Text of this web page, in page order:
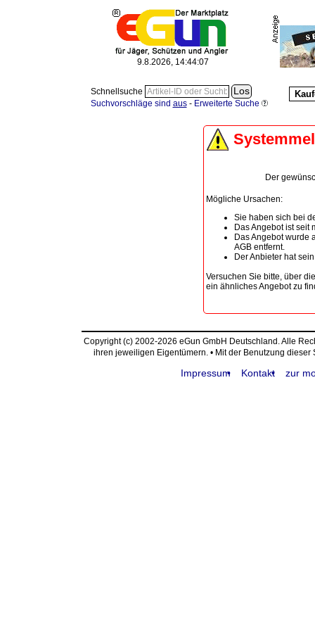
9.8.2026, 14:44:07
Schnellsuche
Suchvorschläge sind aus- Erweiterte Suche
Der
Mögliche Ursachen:
Sie haben sich bei
Das Angebot ist seit
Das Angebot wurde
AGB entfernt.
Der Anbieter hat
Versuchen Sie bitte, über
ein ähnliches Angebot zu
Copyright (c) 2002-2026 eGun GmbH Deutschland. Alle
ihren jeweiligen Eigentümern. • Mit der Benutzung
Impressum Kontakt zur